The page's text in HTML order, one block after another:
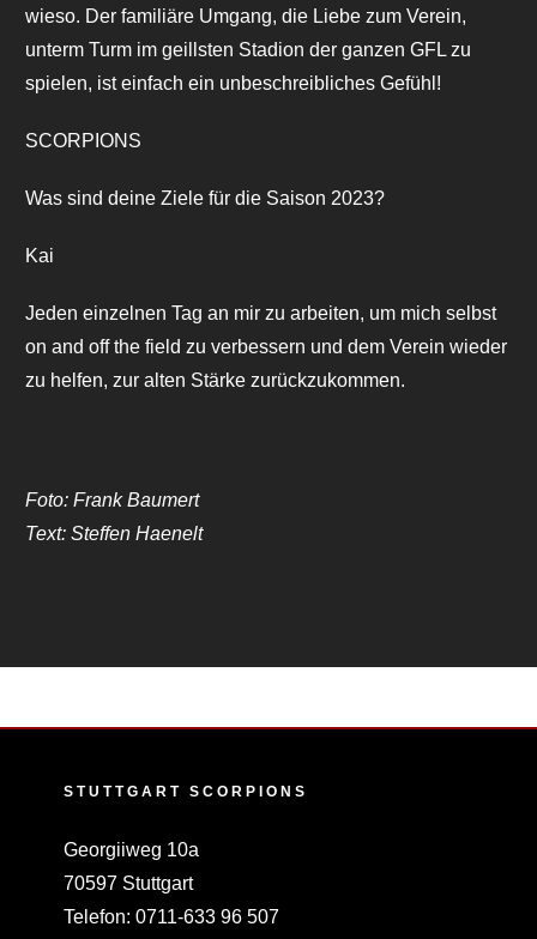
wieso. Der familiäre Umgang, die Liebe zum Verein,
unterm Turm im geillsten Stadion der ganzen GFL zu
spielen, ist einfach ein unbeschreibliches Gefühl!
SCORPIONS
Was sind deine Ziele für die Saison 2023?
Kai
Jeden einzelnen Tag an mir zu arbeiten, um mich selbst
on and off the field zu verbessern und dem Verein wieder
zu helfen, zur alten Stärke zurückzukommen.
Foto: Frank Baumert
Text: Steffen Haenelt
STUTTGART SCORPIONS
Georgiiweg 10a
70597 Stuttgart
Telefon: 0711-633 96 507